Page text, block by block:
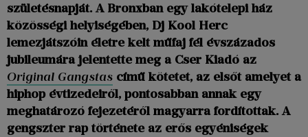
születésnapját. A Bronxban egy lakótelepi ház
közösségi helyiségében, Dj Kool Herc
lemezjátszóin életre kelt műfaj fél évszázados
jubileumára jelentette meg a Cser Kiadó az
Original Gangstas című kötetet, az elsőt amelyet a
hiphop évtizedeiről, pontosabban annak egy
meghatározó fejezetéről magyarra fordítottak. A
gengszter rap története az erős egyéniségek